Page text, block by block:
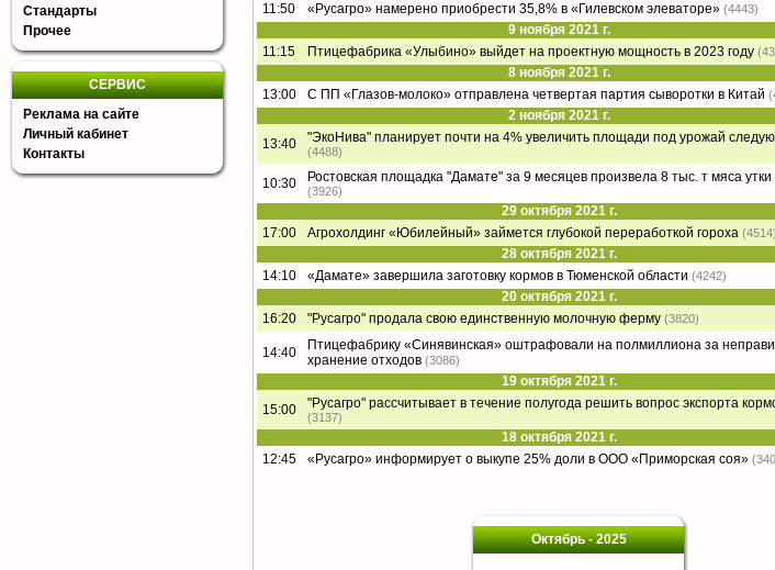
Стандарты
Прочее
СЕРВИС
Реклама на сайте
Личный кабинет
Контакты
11:50 «Русагро» намерено приобрести 35,8% в «Гилевском элеваторе» (4443)
9 ноября 2021 г.
11:15
Птицефабрика «Улыбино» выйдет на проектную мощность в 2023 году
8 ноября 2021 г.
13:00
С ПП «Глазов-молоко» отправлена четвертая партия сыворотки в Китай
2 ноября 2021 г.
13:40
"ЭкоНива" планирует почти на 4% увеличить площади под урожай
(4488)
10:30 Ростовская площадка "Дамате" за 9 месяцев произвела 8 тыс. т мяса утки
(3926)
29 октября 2021 г.
17:00
Агрохолдинг «Юбилейный» займется глубокой переработкой гороха (4514)
28 октября 2021 г.
14:10
«Дамате» завершила заготовку кормов в Тюменской области (4242)
20 октября 2021 г.
16:20
"Русагро" продала свою единственную молочную ферму (3820)
14:40
Птицефабрику «Синявинская» оштрафовали на полмиллиона за
хранение отходов (3086)
19 октября 2021 г.
15:00
"Русагро" рассчитывает в течение полугода решить вопрос экспорта
(3137)
18 октября 2021 г.
12:45
«Русагро» информирует о выкупе 25% доли в ООО «Приморская соя»
Октябрь - 2025